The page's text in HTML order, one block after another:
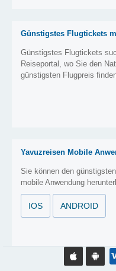
Günstigstes Flugtickets
Günstigstes Flugtickets
Reiseportal, wo Sie den
günstigsten Flugpreis
Yavuzreisen Mobile
Sie können den
mobile Anwendung
IOS ANDROID